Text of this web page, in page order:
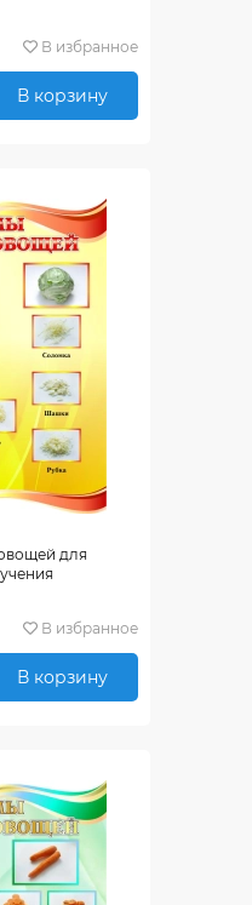
В избранное
В корзину
для
В избранное
В корзину